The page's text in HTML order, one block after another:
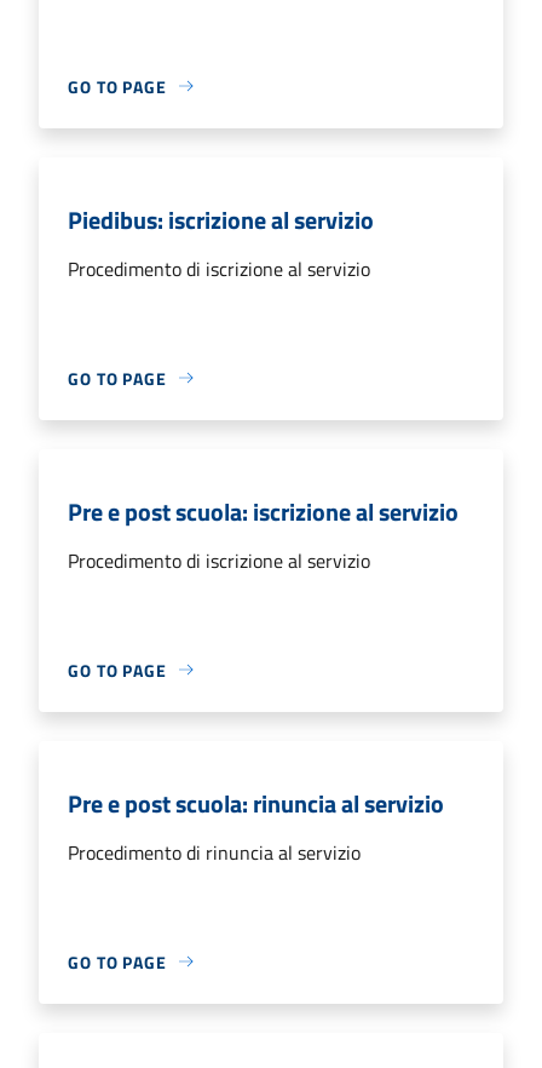
GO TO PAGE
Piedibus: iscrizione al servizio
Procedimento di iscrizione al servizio
GO TO PAGE
Pre e post scuola: iscrizione al servizio
Procedimento di iscrizione al servizio
GO TO PAGE
Pre e post scuola: rinuncia al servizio
Procedimento di rinuncia al servizio
GO TO PAGE